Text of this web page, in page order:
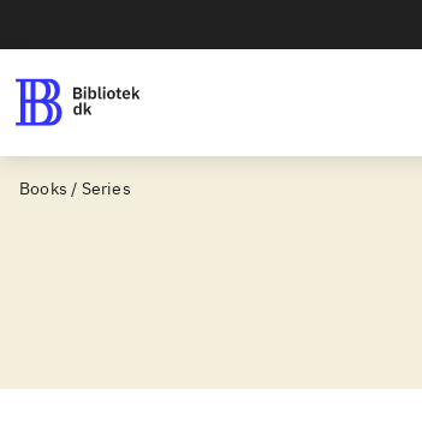
Books / Series